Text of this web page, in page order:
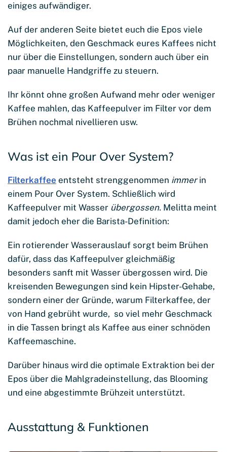
einiges aufwändiger.
Auf der anderen Seite bietet euch die Epos viele
Möglichkeiten, den Geschmack eures Kaffees nicht
nur über die Einstellungen, sondern auch über ein
paar manuelle Handgriffe zu steuern.
Ihr könnt ohne großen Aufwand mehr oder weniger
Kaffee mahlen, das Kaffeepulver im Filter vor dem
Brühen nochmal nivellieren usw.
Was ist ein Pour Over System?
Filterkaffee entsteht strenggenommen immerin
einem Pour Over System. Schließlich wird
Kaffeepulver mit Wasser übergossen. Melitta meint
damit jedoch eher die Barista-Definition:
Ein rotierender Wasserauslauf sorgt beim Brühen
dafür, dass das Kaffeepulver gleichmäßig
besonders sanft mit Wasser übergossen wird. Die
kreisenden Bewegungen sind kein Hipster-Gehabe,
sondern einer der Gründe, warum Filterkaffee, der
von Hand gebrüht wurde, so viel mehr Geschmack
in die Tassen bringt als Kaffee aus einer schnöden
Kaffeemaschine.
Darüber hinaus wird die optimale Extraktion bei der
Epos über die Mahlgradeinstellung, das Blooming
und eine abgestimmte Brühzeit unterstützt.
Ausstattung & Funktionen